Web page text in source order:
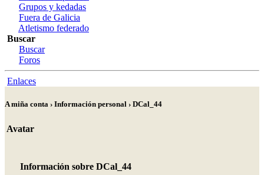
Grupos y kedadas
Fuera de Galicia
Atletismo federado
Buscar
Buscar
Foros
Enlaces
A miña conta › Información personal › DCal_44
Avatar
Información sobre DCal_44